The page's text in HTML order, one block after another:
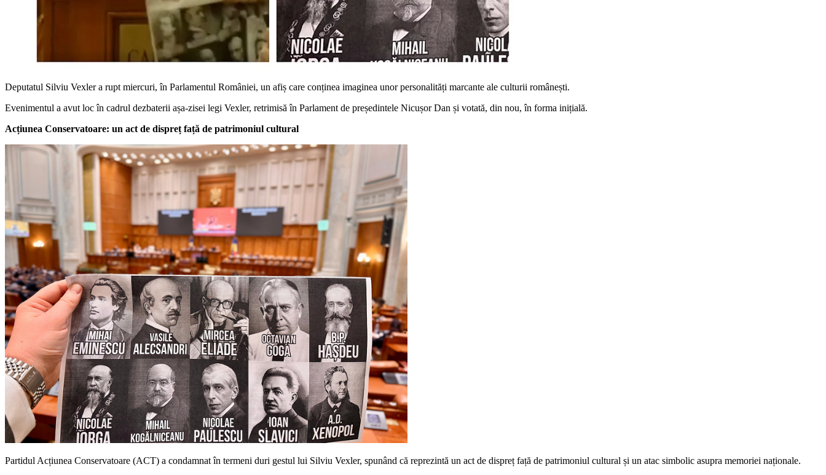
Deputatul Silviu Vexler a rupt miercuri, în Parlamentul României, un afiș care conținea imaginea unor personalități marcante ale culturii românești.
Evenimentul a avut loc în cadrul dezbaterii așa-zisei legi Vexler, retrimisă în Parlament de președintele Nicușor Dan și votată, din nou, în forma inițială.
Acțiunea Conservatoare: un act de dispreț față de patrimoniul cultural
Partidul Acțiunea Conservatoare (ACT) a condamnat în termeni duri gestul lui Silviu Vexler, spunând că reprezintă un act de dispreț față de patrimoniul cultural și un atac simbolic asupra memoriei naționale.